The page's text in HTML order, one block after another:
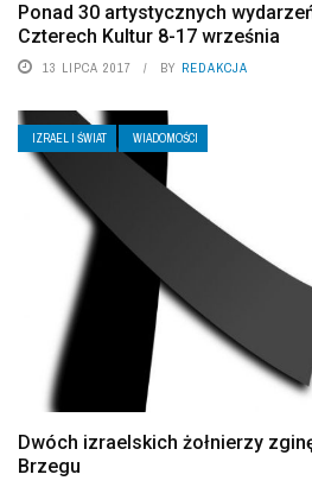
Ponad 30 artystycznych
Czterech Kultur 8-17 września
13 LIPCA 2017 BY REDAKCJA
IZRAEL I ŚWIAT WIADOMOŚCI
Dwóch izraelskich żołnierzy
Brzegu